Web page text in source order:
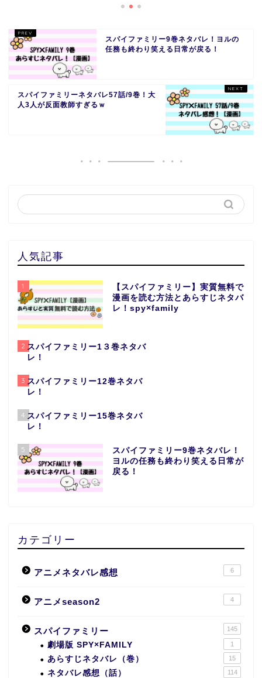
スパイファミリー9巻ネタバレ！ヨルの
任務も終わり笑える日常が戻る！
スパイファミリーネタバレ57話/9巻！大
人3人が反面教師すぎるｗ
人気記事
1
【スパイファミリー】実質無料で
漫画を読む方法とあらすじネタバ
レ！spy×family
2 スパイファミリー1３巻ネタバ
レ！
3 スパイファミリー12巻ネタバ
レ！
4 スパイファミリー15巻ネタバ
レ！
5
スパイファミリー9巻ネタバレ！
ヨルの任務も終わり笑える日常が
戻る！
カテゴリー
アニメネタバレ感想 6
アニメseason2 4
スパイファミリー 145
劇場版 SPY×FAMILY 1
あらすじネタバレ（巻） 15
ネタバレ感想（話） 114